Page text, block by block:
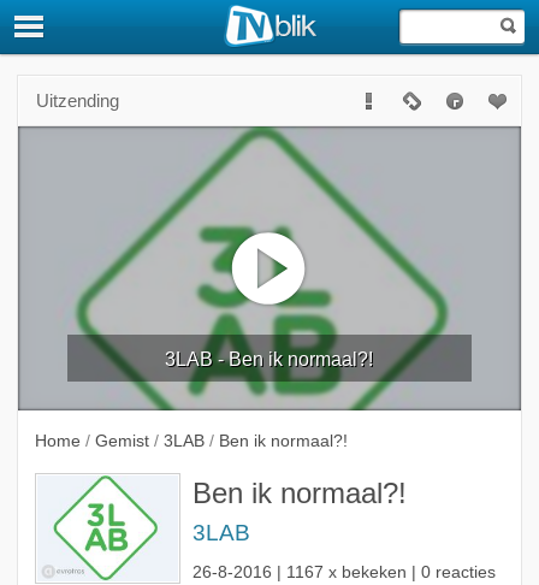
Uitzending
3LAB - Ben ik normaal?!
Home / Gemist / 3LAB / Ben ik normaal?!
Ben ik normaal?!
3LAB
26-8-2016 | 1167 x bekeken | 0 reacties